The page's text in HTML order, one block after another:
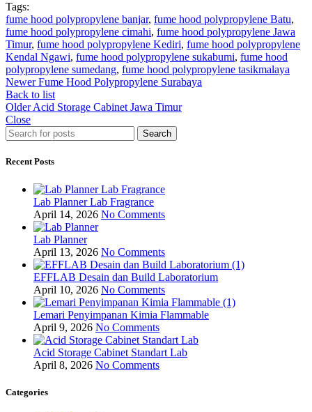
Tags:
fume hood polypropylene banjar, fume hood polypropylene Batu,
fume hood polypropylene cimahi, fume hood polypropylene Jawa
Timur, fume hood polypropylene Kediri, fume hood polypropylene
Kendal Ngawi, fume hood polypropylene sukabumi, fume hood
polypropylene sumedang, fume hood polypropylene tasikmalaya
Newer Fume Hood Polypropylene Surabaya
Back to list
Older Acid Storage Cabinet Jawa Timur
Close
Search
Recent Posts
Lab Planner Lab Fragrance
April 14, 2026 No Comments
Lab Planner
April 13, 2026 No Comments
EFFLAB Desain dan Build Laboratorium
April 10, 2026 No Comments
Lemari Penyimpanan Kimia Flammable
April 9, 2026 No Comments
Acid Storage Cabinet Standart Lab
April 8, 2026 No Comments
Categories